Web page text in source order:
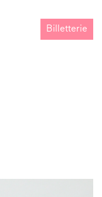
Billetterie